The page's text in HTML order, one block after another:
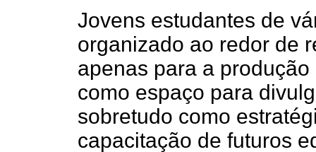
Jovens estudantes de
organizado ao redor de
apenas para a
como espaço para
sobretudo como
capacitação de futuros